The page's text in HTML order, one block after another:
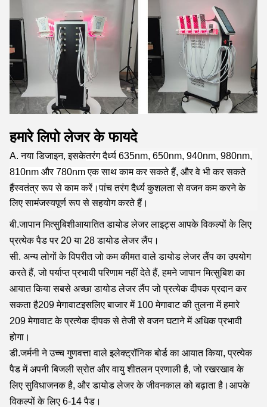
हमारे लिपो लेजर के फायदे
A. नया डिजाइन, इसकेतरंग दैर्ध्य 635nm, 650nm, 940nm, 980nm,
810nm और 780nm एक साथ काम कर सकते हैं, और वे भी कर सकते
हैंस्वतंत्र रूप से काम करें।पांच तरंग दैर्ध्य कुशलता से वजन कम करने के
लिए सामंजस्यपूर्ण रूप से सहयोग करते हैं।
बी.जापान मित्सुबिशीआयातित डायोड लेजर लाइट्स आपके विकल्पों के लिए
प्रत्येक पैड पर 20 या 28 डायोड लेजर लैंप।
सी. अन्य लोगों के विपरीत जो कम कीमत वाले डायोड लेजर लैंप का उपयोग
करते हैं, जो पर्याप्त प्रभावी परिणाम नहीं देते हैं, हमने जापान मित्सुबिश का
आयात किया सबसे अच्छा डायोड लेजर लैंप जो प्रत्येक दीपक प्रदान कर
सकता है209 मेगावाटइसलिए बाजार में 100 मेगावाट की तुलना में हमारे
209 मेगावाट के प्रत्येक दीपक से तेजी से वजन घटाने में अधिक प्रभावी
होगा।
डी.जर्मनी ने उच्च गुणवत्ता वाले इलेक्ट्रॉनिक बोर्ड का आयात किया, प्रत्येक
पैड में अपनी बिजली स्रोत और वायु शीतलन प्रणाली है, जो रखरखाव के
लिए सुविधाजनक है, और डायोड लेजर के जीवनकाल को बढ़ाता है। आपके
विकल्पों के लिए 6-14 पैड।